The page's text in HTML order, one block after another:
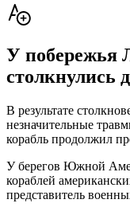
У побережья
В результате
незначительные
корабль продолжил
У берегов Южной
кораблей
представитель